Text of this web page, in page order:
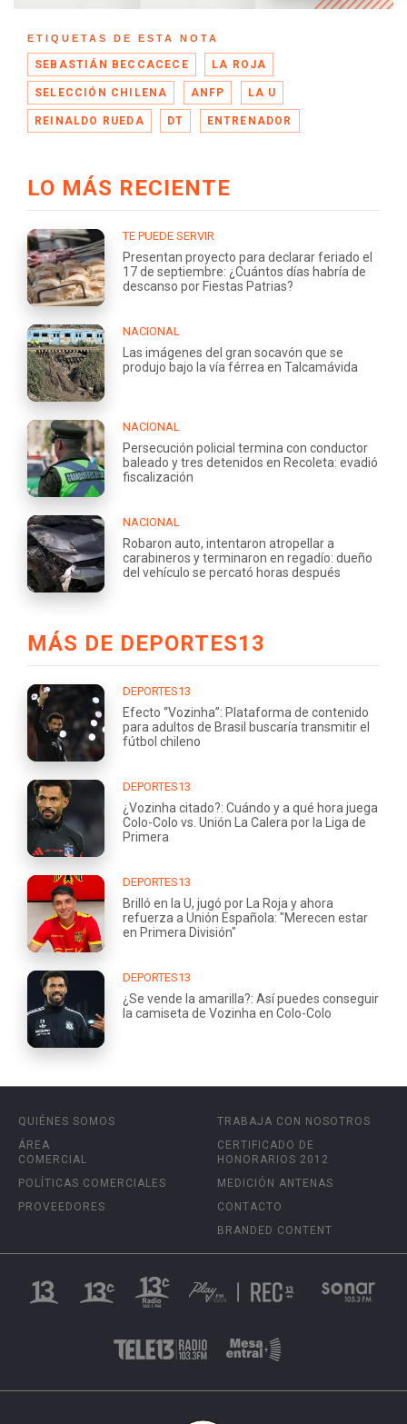
ETIQUETAS DE ESTA NOTA
SEBASTIÁN BECCACECE LA ROJA
SELECCIÓN CHILENA ANFP LA U
REINALDO RUEDA DT ENTRENADOR
LO MÁS RECIENTE
TE PUEDE SERVIR
Presentan proyecto para declarar feriado el
17 de septiembre: ¿Cuántos días habría de
descanso por Fiestas Patrias?
NACIONAL
Las imágenes del gran socavón que se
produjo bajo la vía férrea en Talcamávida
NACIONAL
Persecución policial termina con conductor
baleado y tres detenidos en Recoleta: evadió
fiscalización
NACIONAL
Robaron auto, intentaron atropellar a
carabineros y terminaron en regadío: dueño
del vehículo se percató horas después
MÁS DE DEPORTES13
DEPORTES13
Efecto “Vozinha”: Plataforma de contenido
para adultos de Brasil buscaría transmitir el
fútbol chileno
DEPORTES13
¿Vozinha citado?: Cuándo y a qué hora juega
Colo-Colo vs. Unión La Calera por la Liga de
Primera
DEPORTES13
Brilló en la U, jugó por La Roja y ahora
refuerza a Unión Española: "Merecen estar
en Primera División"
DEPORTES13
¿Se vende la amarilla?: Así puedes conseguir
la camiseta de Vozinha en Colo-Colo
QUIÉNES SOMOS
ÁREA
COMERCIAL
POLÍTICAS COMERCIALES
PROVEEDORES
TRABAJA CON NOSOTROS
CERTIFICADO DE
HONORARIOS 2012
MEDICIÓN ANTENAS
CONTACTO
BRANDED CONTENT